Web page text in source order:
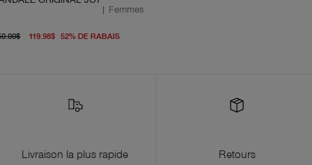
| Femmes
prix d'origine 250.00$
119.98$ 52% DE RABAISprix actuel 119.98$
Livraison la plus rapide
Retours